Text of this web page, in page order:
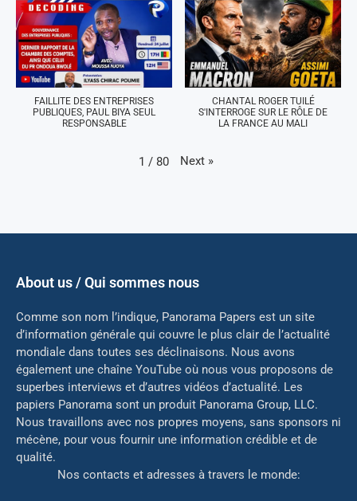
FAILLITE DES ENTREPRISES
PUBLIQUES, PAUL BIYA SEUL
RESPONSABLE
CHANTAL ROGER TUILÉ
S'INTERROGE SUR LE RÔLE DE
LA FRANCE AU MALI
1 / 80 Next »
About us / Qui sommes nous
Comme son nom l’indique, Panorama Papers est un site
d’information générale qui couvre le plus clair de l’actualité
mondiale dans toutes ses déclinaisons. Nous avons
également une chaîne YouTube où nous vous proposons de
superbes interviews et d’autres vidéos d’actualité. Les
papiers Panorama sont un produit Panorama Group, LLC.
Nous travaillons avec nos propres moyens, sans sponsors ni
mécène, pour vous fournir une information crédible et de
qualité.
Nos contacts et adresses à travers le monde: